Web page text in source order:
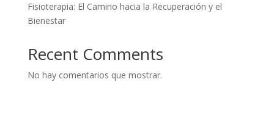
Fisioterapia: El Camino hacia la Recuperación y el
Bienestar
Recent Comments
No hay comentarios que mostrar.